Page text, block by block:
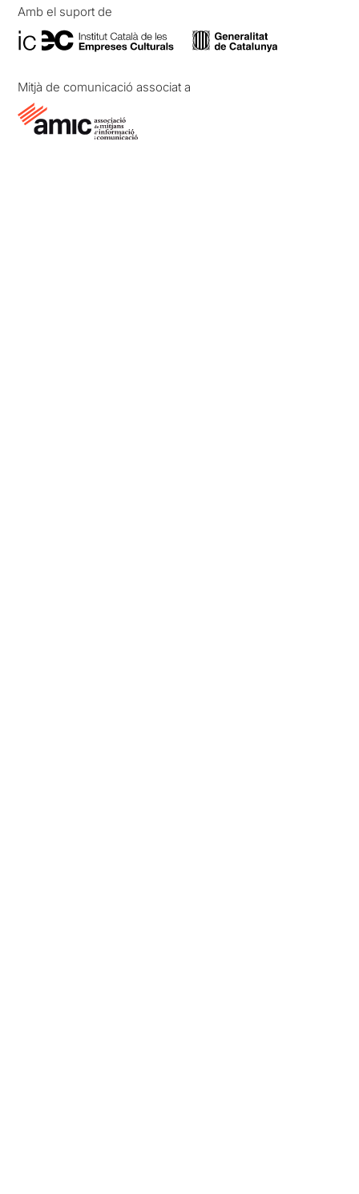
Amb el suport de
Mitjà de comunicació associat a